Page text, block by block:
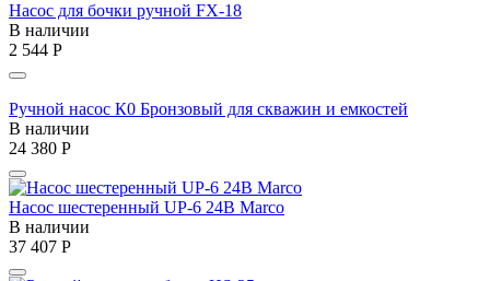
Насос для бочки ручной FX-18
В наличии
2 544 Р
Ручной насос К0 Бронзовый для скважин и емкостей
В наличии
24 380 Р
Насос шестеренный UP-6 24В Marco
В наличии
37 407 Р